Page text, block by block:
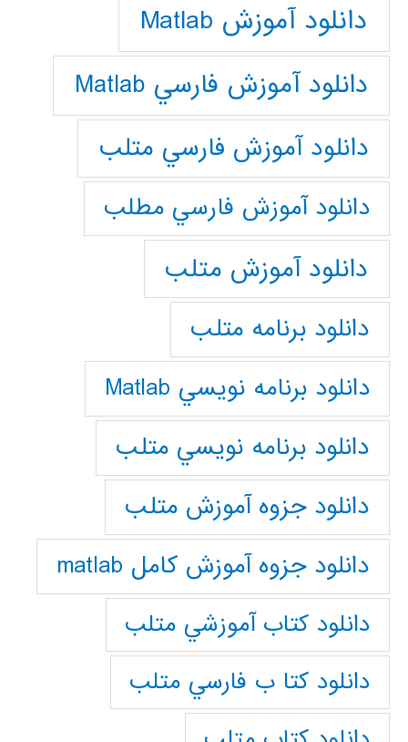
دانلود آموزش Matlab
دانلود آموزش فارسي Matlab
دانلود آموزش فارسي متلب
دانلود آموزش فارسي مطلب
دانلود آموزش متلب
دانلود برنامه متلب
دانلود برنامه نويسي Matlab
دانلود برنامه نويسي متلب
دانلود جزوه آموزش متلب
دانلود جزوه آموزش کامل matlab
دانلود كتاب آموزشي متلب
دانلود كتا ب فارسي متلب